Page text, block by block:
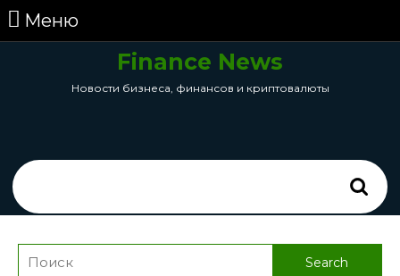
перейти
МенюМеню
Finance News
Новости бизнеса, финансов и криптовалюты
for:
Search